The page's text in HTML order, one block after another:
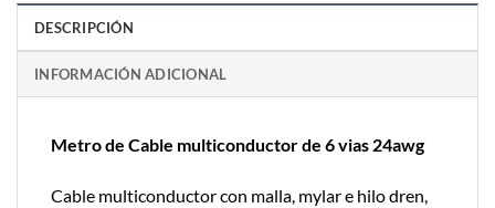
DESCRIPCIÓN
INFORMACIÓN ADICIONAL
Metro de Cable multiconductor de 6 vias 24awg
Cable multiconductor con malla, mylar e hilo dren,